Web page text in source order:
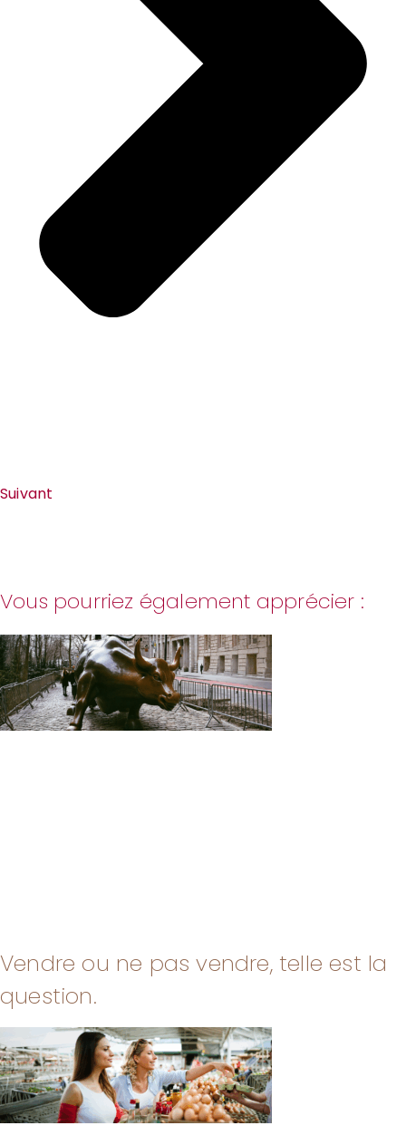
Suivant
Vous pourriez également apprécier :
Vendre ou ne pas vendre, telle est la
question.